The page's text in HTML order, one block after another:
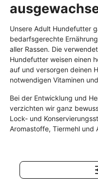
Unsere Adult Hundefutter
bedarfsgerechte
aller Rassen. Die
Hundefutter weisen einen
auf und versorgen deinen
notwendigen Vitaminen
Bei der Entwicklung und
verzichten wir ganz
Lock- und
Aromastoffe, Tiermehl und